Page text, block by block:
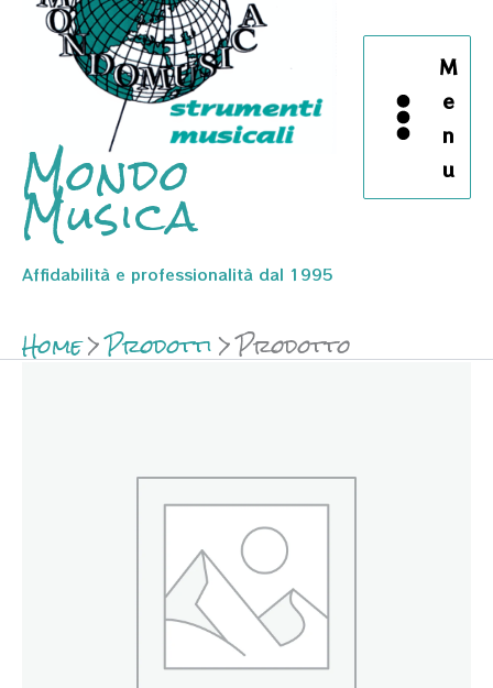
Mondo
Musica
Affidabilità e professionalità dal 1995
M
e
n
u
Home Prodotti Prodotto